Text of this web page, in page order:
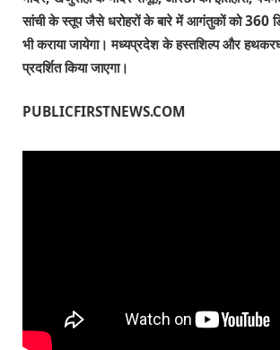
सांची के स्तूप जैसे धरोहरों के बारे में आगंतुकों को 360
भी कराया जायेगा। मध्यप्रदेश के हस्तशिल्प और
प्रदर्शित किया जाएगा।
PUBLICFIRSTNEWS.COM